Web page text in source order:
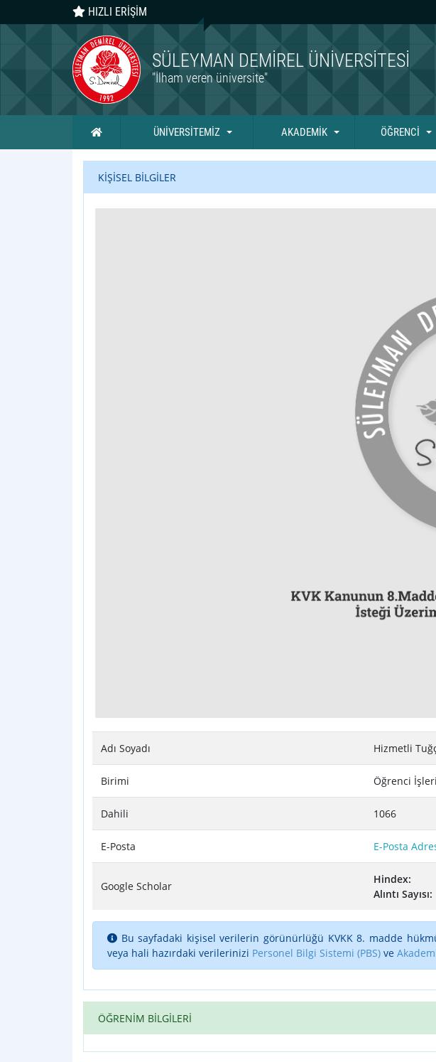
HIZLI ERİŞİM
SÜLEYMAN DEMIREL ÜNIVERSITESI
"İlham veren üniversite"
Ana Sayfa ÜNİVERSİTEMİZ AKADEMİK ÖĞRENCİ
KİŞİSEL BİLGİLER
Adı Soyadı Hizmetli
Birimi Öğrenci
Dahili 1066
E-Posta E-Posta
Google Scholar
Hindex:
Alıntı Sayısı:
Bu sayfadaki kişisel verilerin görünürlüğü KVKK 8. madde
veya hali hazırdaki verilerinizi Personel Bilgi Sistemi (PBS) ve
ÖĞRENİM BİLGİLERİ